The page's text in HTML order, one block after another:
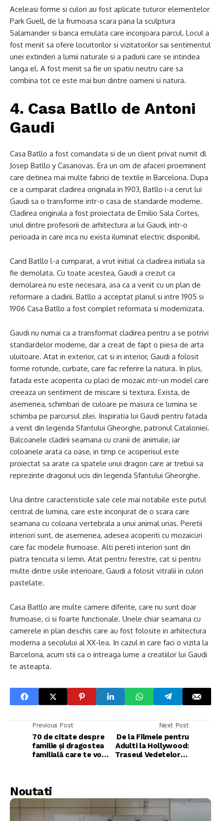
Aceleasi forme si culori au fost aplicate tuturor elementelor
Park Guell, de la frumoasa scara pana la sculptura
Salamander si banca emulata care inconjoara parcul. Locul a
fost menit sa ofere locuitorilor si vizitatorilor sai sentimentul
unei extinderi a lumii naturale si a padurii care se intindea
langa el. A fost menit sa fie un spatiu neutru care sa
combina tot ce este mai bun dintre oameni si natura.
4. Casa Batllo de Antoni
Gaudi
Casa Batllo a fost comandata si de un client privat numit dl
Josep Batllo y Casanovas. Era un om de afaceri proeminent
care detinea mai multe fabrici de textile in Barcelona. Dupa
ce a cumparat cladirea originala in 1903, Batllo i-a cerut lui
Gaudi sa o transforme intr-o casa de standarde moderne.
Cladirea originala a fost proiectata de Emilio Sala Cortes,
unul dintre profesorii de arhitectura ai lui Gaudi, intr-o
perioada in care inca nu exista iluminat electric disponibil.
Cand Batllo l-a cumparat, a vrut initial ca cladirea initiala sa
fie demolata. Cu toate acestea, Gaudi a crezut ca
demolarea nu este necesara, asa ca a venit cu un plan de
reformare a cladirii. Batllo a acceptat planul si intre 1905 si
1906 Casa Batllo a fost complet reformata si modernizata.
Gaudi nu numai ca a transformat cladirea pentru a se potrivi
standardelor moderne, dar a creat de fapt o piesa de arta
uluitoare. Atat in ​​exterior, cat si in interior, Gaudi a folosit
forme rotunde, curbate, care fac referire la natura. In plus,
fatada este acoperita cu placi de mozaic intr-un model care
creeaza un sentiment de miscare si textura. Exista, de
asemenea, schimbari de culoare pe masura ce lumina se
schimba pe parcursul zilei. Inspiratia lui Gaudi pentru fatada
a venit din legenda Sfantului Gheorghe, patronul Cataloniei.
Balcoanele cladirii seamana cu cranii de animale, iar
coloanele arata ca oase, in timp ce acoperisul este
proiectat sa arate ca spatele unui dragon care ar trebui sa
reprezinte dragonul ucis din legenda Sfantului Gheorghe.
Una dintre caracteristicile sale cele mai notabile este putul
central de lumina, care este inconjurat de o scara care
seamana cu coloana vertebrala a unui animal urias. Peretii
interiori sunt, de asemenea, adesea acoperiti cu mozaicuri
care fac modele frumoase. Alti pereti interiori sunt din
piatra tencuita si lemn. Atat pentru ferestre, cat si pentru
multe dintre usile interioare, Gaudi a folosit vitralii in culori
pastelate.
Casa Batllo are multe camere diferite, care nu sunt doar
frumoase, ci si foarte functionale. Unele chiar seamana cu
camerele in plan deschis care au fost folosite in arhitectura
moderna a secolului al XX-lea. In cazul in care faci o vizita la
Barcelona, ​​acum stii ca o intreaga lume a creatiilor lui Gaudi
te asteapta.
Previous Post
70 de citate despre
familie și dragostea
familială care te vor
Next Post
De la Filmele pentru
Adulti la Hollywood:
Traseul Vedetelor la
Noutati